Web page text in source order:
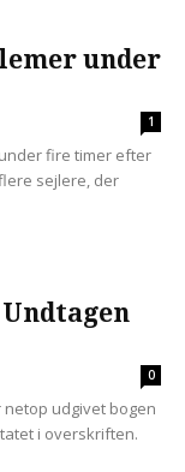
under
1
fire timer efter
sejlere, der
0
udgivet bogen
i overskriften.